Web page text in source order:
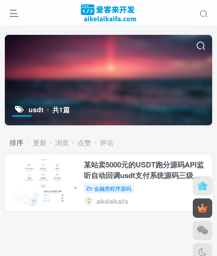
usdt 共1篇
排序 更新 浏览 点赞 评论
某站卖5000元的USDT跑分源码API监
听自动回调usdt支付系统源码三级分
销 金融类程序源码
aikelaikaifa 15